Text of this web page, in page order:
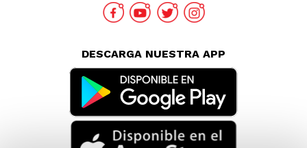
DESCARGA NUESTRA APP